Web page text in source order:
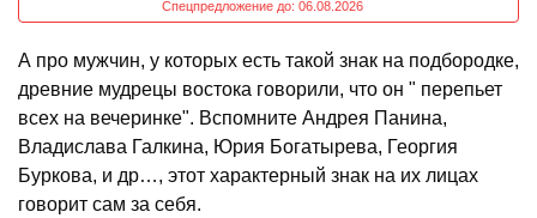
Спецпредложение до: 06.08.2026
А про мужчин, у которых есть такой знак на подбородке,
древние мудрецы востока говорили, что он " перепьет
всех на вечеринке". Вспомните Андрея Панина,
Владислава Галкина, Юрия Богатырева, Георгия
Буркова, и др…, этот характерный знак на их лицах
говорит сам за себя.